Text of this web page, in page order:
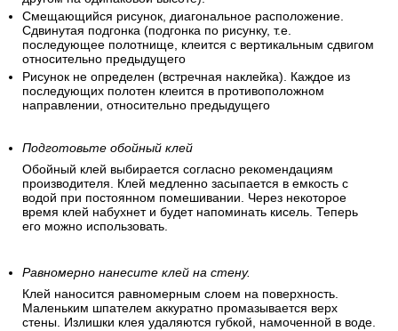
Смещающийся рисунок, диагональное расположение.
Сдвинутая подгонка (подгонка по рисунку, т.е.
последующее полотнище, клеится с вертикальным сдвигом
относительно предыдущего
Рисунок не определен (встречная наклейка). Каждое из
последующих полотен клеится в противоположном
направлении, относительно предыдущего
Подготовьте обойный клей
Обойный клей выбирается согласно рекомендациям
производителя. Клей медленно засыпается в емкость с
водой при постоянном помешивании. Через некоторое
время клей набухнет и будет напоминать кисель. Теперь
его можно использовать.
Равномерно нанесите клей на стену.
Клей наносится равномерным слоем на поверхность.
Маленьким шпателем аккуратно промазывается верх
стены. Излишки клея удаляются губкой, намоченной в воде.